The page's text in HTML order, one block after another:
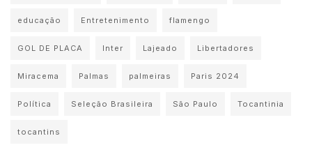
educação Entretenimento flamengo
GOL DE PLACA Inter Lajeado Libertadores
Miracema Palmas palmeiras Paris 2024
Política Seleção Brasileira São Paulo Tocantinia
tocantins